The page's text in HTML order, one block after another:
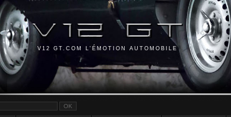
V12 GT.COM L'ÉMOTION AUTOMOBILE